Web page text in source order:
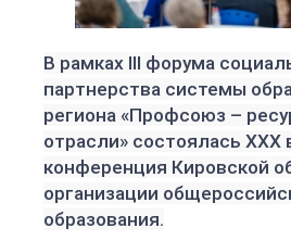
В рамках III форума
партнерства системы
региона «Профсоюз –
отрасли» состоялась XXX
конференция Кировской
организации
образования.